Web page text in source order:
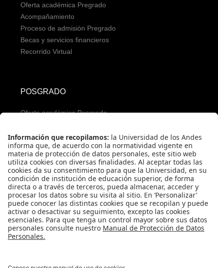
Oferta académica Pregrado
Acompañamiento
Proceso de admisión Pregrado
Becas y servicios financieros
Recorrido Virtual
POSGRADO
Oferta académica Posgrado
Proceso de admisión Posgrado
Servicios financieros
REDES SOCIALES PREGRADO